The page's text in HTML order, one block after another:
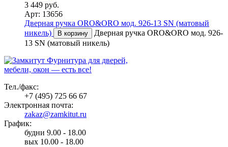
3 449 руб.
Арт: 13656
Дверная ручка ORO&ORO мод. 926-13 SN (матовый
никель)
В корзину
Дверная ручка ORO&ORO мод. 926-
13 SN (матовый никель)
Фурнитура для дверей,
мебели, окон — есть все!
Тел./факс:
+7 (495) 725 66 67
Электронная почта:
zakaz@zamkitut.ru
График:
будни 9.00 - 18.00
вых 10.00 - 18.00